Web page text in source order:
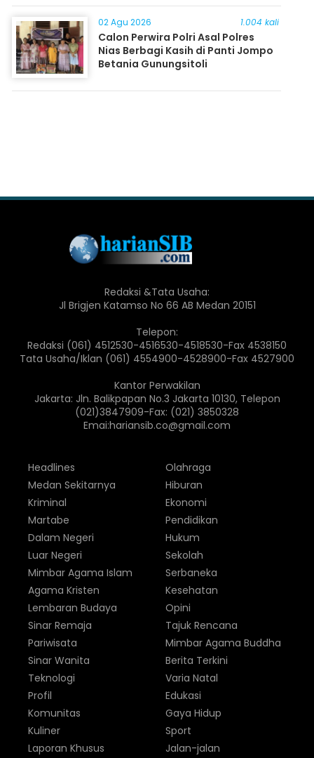
02 Agu 2026 1.004 kali
Calon Perwira Polri Asal Polres
Nias Berbagi Kasih di Panti Jompo
Betania Gunungsitoli
Redaksi &Tata Usaha:
Jl Brigjen Katamso No 66 AB Medan 20151
Telepon:
Redaksi (061) 4512530-4516530-4518530-Fax 4538150
Tata Usaha/Iklan (061) 4554900-4528900-Fax 4527900
Kantor Perwakilan
Jakarta: Jln. Balikpapan No.3 Jakarta 10130, Telepon
(021)3847909-Fax: (021) 3850328
Emai:hariansib.co@gmail.com
Headlines
Medan Sekitarnya
Kriminal
Martabe
Dalam Negeri
Luar Negeri
Olahraga
Hiburan
Ekonomi
Pendidikan
Hukum
Sekolah
Mimbar Agama Islam
Agama Kristen
Lembaran Budaya
Sinar Remaja
Pariwisata
Sinar Wanita
Serbaneka
Kesehatan
Opini
Tajuk Rencana
Mimbar Agama Buddha
Berita Terkini
Teknologi
Profil
Komunitas
Kuliner
Laporan Khusus
Varia Natal
Edukasi
Gaya Hidup
Sport
Jalan-jalan